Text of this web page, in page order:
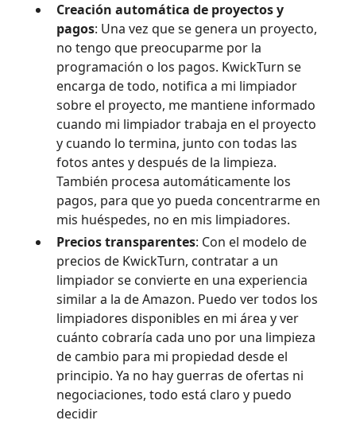
Creación automática de proyectos y
pagos: Una vez que se genera un proyecto,
no tengo que preocuparme por la
programación o los pagos. KwickTurn se
encarga de todo, notifica a mi limpiador
sobre el proyecto, me mantiene informado
cuando mi limpiador trabaja en el proyecto
y cuando lo termina, junto con todas las
fotos antes y después de la limpieza.
También procesa automáticamente los
pagos, para que yo pueda concentrarme en
mis huéspedes, no en mis limpiadores.
Precios transparentes: Con el modelo de
precios de KwickTurn, contratar a un
limpiador se convierte en una experiencia
similar a la de Amazon. Puedo ver todos los
limpiadores disponibles en mi área y ver
cuánto cobraría cada uno por una limpieza
de cambio para mi propiedad desde el
principio. Ya no hay guerras de ofertas ni
negociaciones, todo está claro y puedo
decidir